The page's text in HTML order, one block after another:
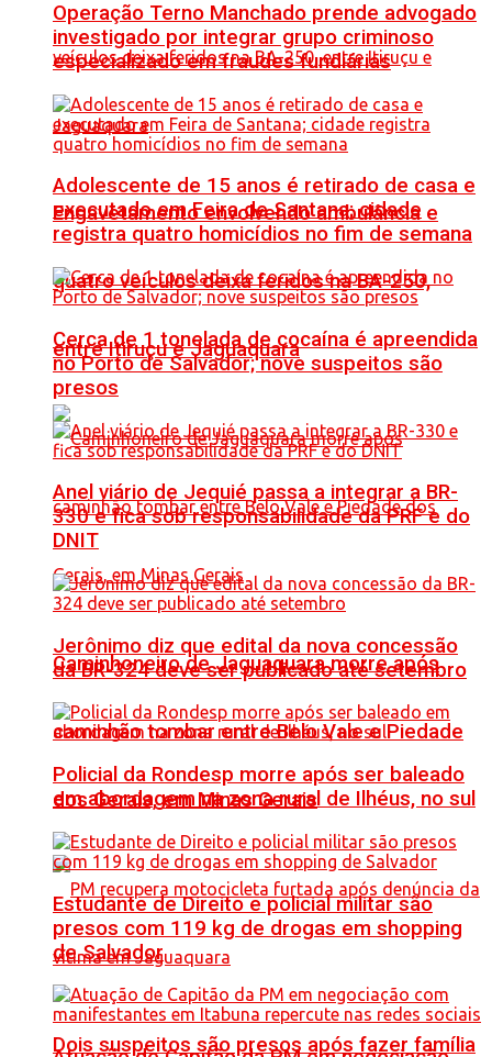
Engavetamento envolvendo ambulância e
quatro veículos deixa feridos na BA-250,
entre Itiruçu e Jaguaquara
Caminhoneiro de Jaguaquara morre após
caminhão tombar entre Belo Vale e Piedade
dos Gerais, em Minas Gerais
Dois suspeitos são presos após fazer família
Operação Terno Manchado prende advogado
investigado por integrar grupo criminoso
especializado em fraudes fundiárias
Adolescente de 15 anos é retirado de casa e
executado em Feira de Santana; cidade
registra quatro homicídios no fim de semana
Cerca de 1 tonelada de cocaína é apreendida
no Porto de Salvador; nove suspeitos são
presos
Anel viário de Jequié passa a integrar a BR-
330 e fica sob responsabilidade da PRF e do
DNIT
Jerônimo diz que edital da nova concessão
da BR-324 deve ser publicado até setembro
Policial da Rondesp morre após ser baleado
em abordagem na zona rural de Ilhéus, no sul
Estudante de Direito e policial militar são
presos com 119 kg de drogas em shopping
de Salvador